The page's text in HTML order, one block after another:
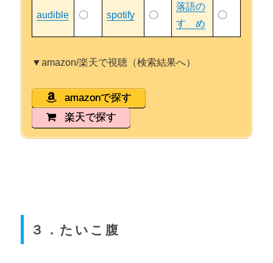
audible 〇 spotify 〇
落語の
すゝめ
〇
▼amazon/楽天で視聴（検索結果へ）
amazonで探す
楽天で探す
３．たいこ腹